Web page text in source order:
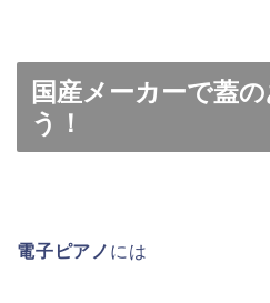
国産メーカーで蓋
う！
電子ピアノ には